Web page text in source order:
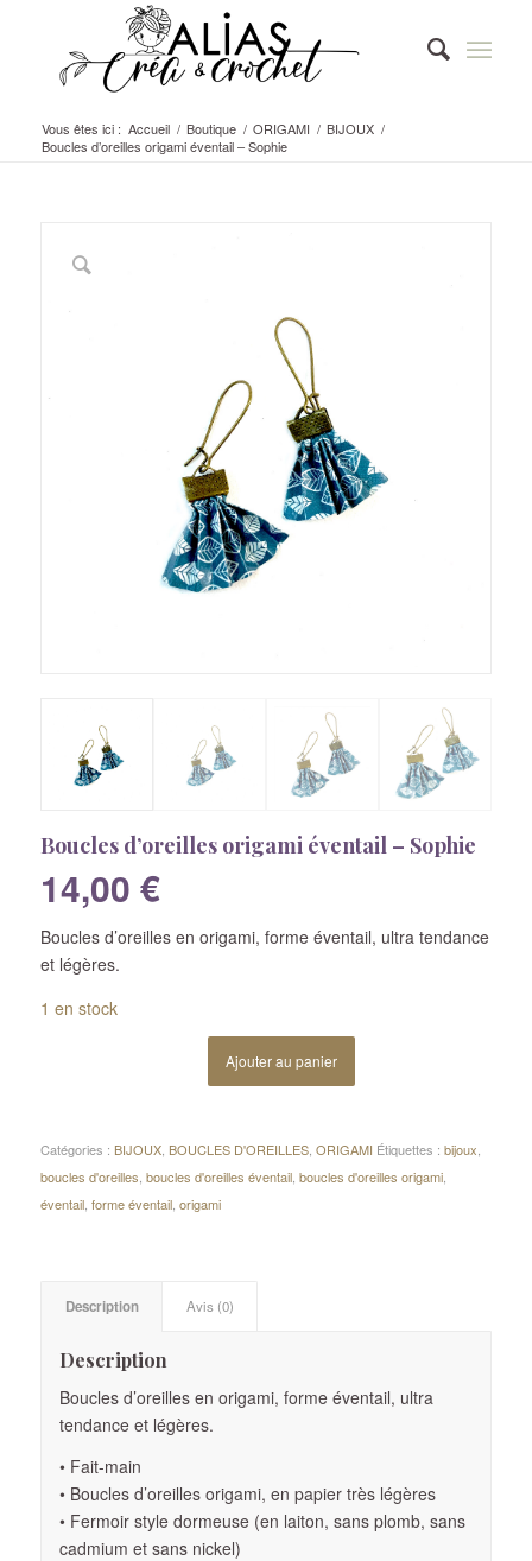
Vous êtes ici : Accueil / Boutique / ORIGAMI / BIJOUX /
Boucles d’oreilles origami éventail – Sophie
Boucles d’oreilles origami éventail – Sophie
14,00 €
Boucles d’oreilles en origami, forme éventail, ultra tendance
et légères.
1 en stock
Ajouter au panier
Catégories : BIJOUX, BOUCLES D'OREILLES, ORIGAMI Étiquettes : bijoux
boucles d'oreilles boucles d'oreilles éventail, boucles d'oreilles origami,
éventail, forme éventail, origami
Description Avis (0)
Description
Boucles d’oreilles en origami, forme éventail, ultra
tendance et légères.
• Fait-main
• Boucles d’oreilles origami, en papier très légères
• Fermoir style dormeuse (en laiton, sans plomb, sans
cadmium et sans nickel)